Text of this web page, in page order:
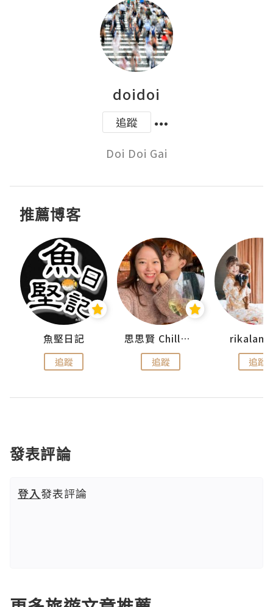
doidoi
追蹤
Doi Doi Gai
推薦博客
魚堅日記
追蹤
思思賢 ChillMyBabe
追蹤 追蹤
發表評論
登入發表評論